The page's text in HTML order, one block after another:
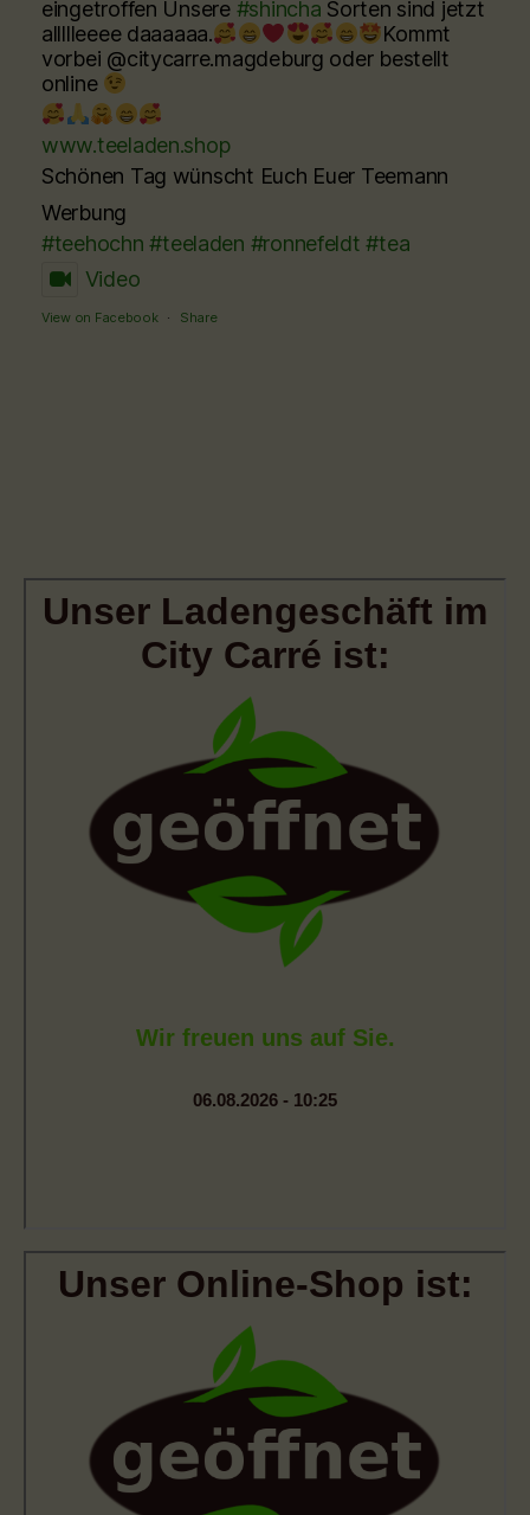
eingetroffen Unsere #shincha Sorten sind jetzt
allllleeee daaaaaa.
Kommt
vorbei @citycarre.magdeburg oder bestellt
online
www.teeladen.shop
Schönen Tag wünscht Euch Euer Teemann
Werbung
#teehochn #teeladen #ronnefeldt #tea
Video
View on Facebook · Share